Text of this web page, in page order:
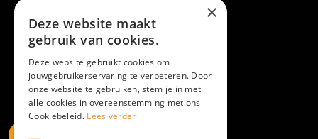
×
Deze website maakt
gebruik van cookies.
Deze website gebruikt cookies om
jouwgebruikerservaring te verbeteren. Door
onze website te gebruiken, stem je in met
alle cookies in overeenstemming met ons
Cookiebeleid. Lees verder